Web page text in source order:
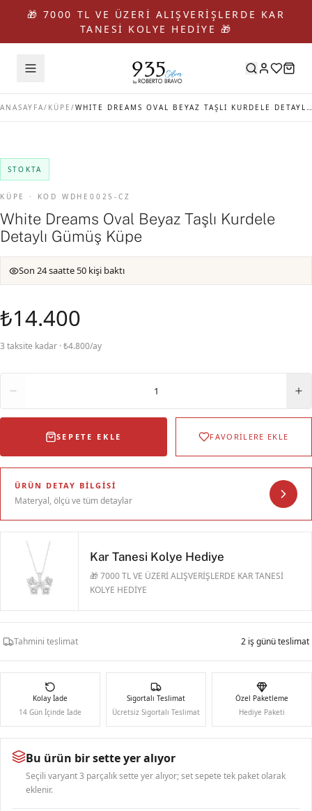
🎁 7000 TL VE ÜZERİ ALIŞVERİŞLERDE KAR
TANESİ KOLYE HEDİYE 🎁
ANASAYFA/ KÜPE / WHITE DREAMS OVAL BEYAZ TAŞLI KURDELE DETAYLI GÜMÜŞ KÜPE
STOKTA
KÜPE · KOD WDHE0025-CZ
White Dreams Oval Beyaz Taşlı Kurdele
Detaylı Gümüş Küpe
Son 24 saatte 50 kişi baktı
₺14.400
3 taksite kadar · ₺4.800/ay
1
SEPETE EKLE FAVORİLERE EKLE
ÜRÜN DETAY BILGISI
Materyal, ölçü ve tüm detaylar
Kar Tanesi Kolye Hediye
🎁 7000 TL VE ÜZERİ ALIŞVERİŞLERDE KAR TANESİ
KOLYE HEDİYE
Tahmini teslimat 2 iş günü teslimat
Kolay İade
14 Gün İçinde İade
Sigortalı Teslimat
Ücretsiz Sigortalı Teslimat
Özel Paketleme
Hediye Paketi
Bu ürün bir sette yer alıyor
Seçili varyant 3 parçalık sette yer alıyor; set sepete tek paket olarak
eklenir.